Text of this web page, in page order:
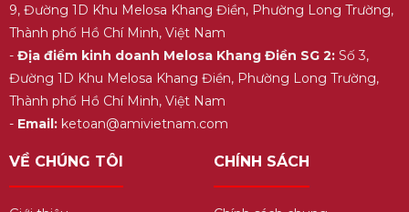
9, Đường 1D Khu Melosa Khang Điền, Phường Long Trường,
Thành phố Hồ Chí Minh, Việt Nam
- Địa điểm kinh doanh Melosa Khang Điền SG 2:Số 3,
Đường 1D Khu Melosa Khang Điền, Phường Long Trường,
Thành phố Hồ Chí Minh, Việt Nam
- Email:ketoan@amivietnam.com
VỀ CHÚNG TÔI CHÍNH SÁCH